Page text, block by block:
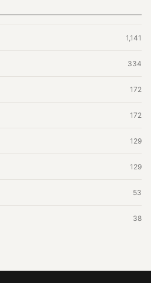
1,141
334
172
172
129
129
53
38